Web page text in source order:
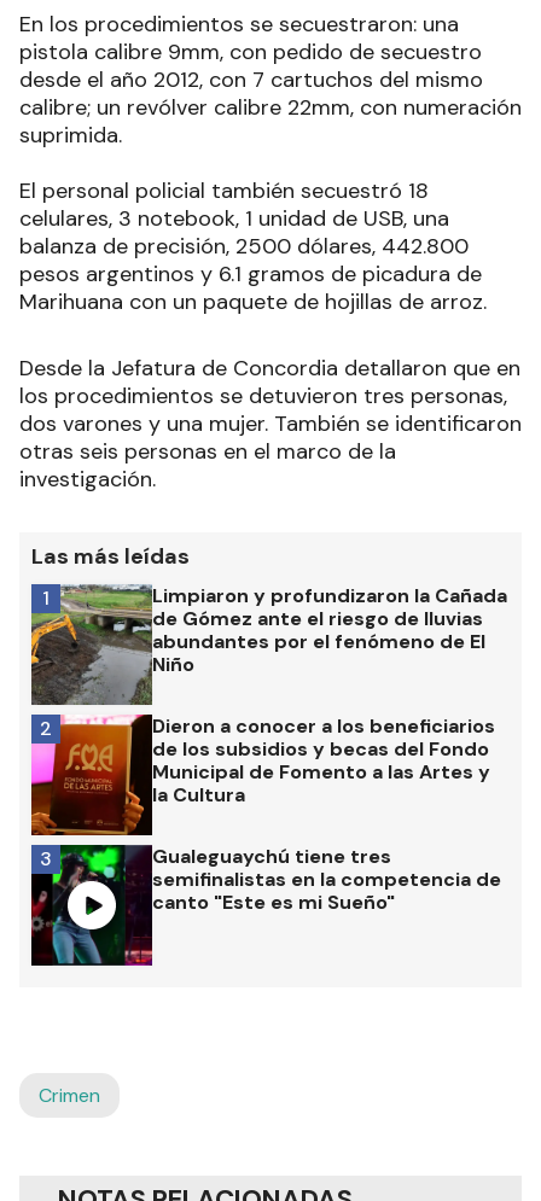
En los procedimientos se secuestraron: una
pistola calibre 9mm, con pedido de secuestro
desde el año 2012, con 7 cartuchos del mismo
calibre; un revólver calibre 22mm, con numeración
suprimida.
El personal policial también secuestró 18
celulares, 3 notebook, 1 unidad de USB, una
balanza de precisión, 2500 dólares, 442.800
pesos argentinos y 6.1 gramos de picadura de
Marihuana con un paquete de hojillas de arroz.
Desde la Jefatura de Concordia detallaron que en
los procedimientos se detuvieron tres personas,
dos varones y una mujer. También se identificaron
otras seis personas en el marco de la
investigación.
Las más leídas
Limpiaron y profundizaron la Cañada
de Gómez ante el riesgo de lluvias
abundantes por el fenómeno de El
Niño
1
Dieron a conocer a los beneficiarios
de los subsidios y becas del Fondo
Municipal de Fomento a las Artes y
la Cultura
2
Gualeguaychú tiene tres
semifinalistas en la competencia de
canto "Este es mi Sueño"
3
Crimen